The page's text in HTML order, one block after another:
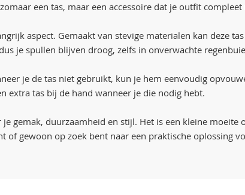
een tas, maar een accessoire dat je outfit
aspect. Gemaakt van stevige materialen kan deze
je spullen blijven droog, zelfs in onverwachte
je de tas niet gebruikt, kun je hem eenvoudig
extra tas bij de hand wanneer je die nodig hebt.
gemak, duurzaamheid en stijl. Het is een kleine
of gewoon op zoek bent naar een praktische oplossing